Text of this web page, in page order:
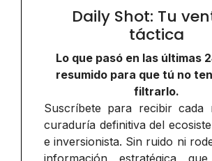
Daily Shot: Tu
táctica
Lo que pasó en las últimas
resumido para que tú no
filtrarlo.
Suscríbete para recibir cada
curaduría definitiva del
e inversionista. Sin ruido ni
información estratégica que